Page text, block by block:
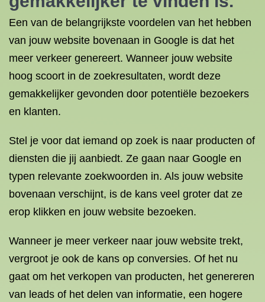
Een van de belangrijkste voordelen van het hebben
van jouw website bovenaan in Google is dat het
meer verkeer genereert. Wanneer jouw website
hoog scoort in de zoekresultaten, wordt deze
gemakkelijker gevonden door potentiële bezoekers
en klanten.
Stel je voor dat iemand op zoek is naar producten of
diensten die jij aanbiedt. Ze gaan naar Google en
typen relevante zoekwoorden in. Als jouw website
bovenaan verschijnt, is de kans veel groter dat ze
erop klikken en jouw website bezoeken.
Wanneer je meer verkeer naar jouw website trekt,
vergroot je ook de kans op conversies. Of het nu
gaat om het verkopen van producten, het genereren
van leads of het delen van informatie, een hogere